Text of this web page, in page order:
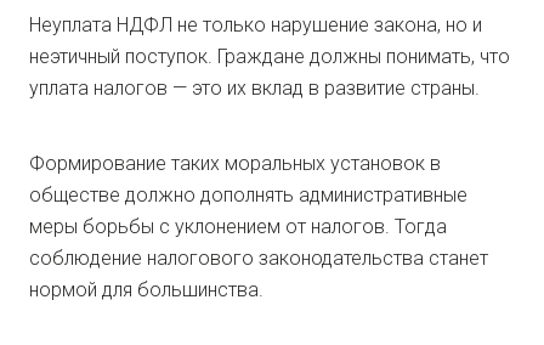
Неуплата НДФЛ не только нарушение закона, но и
неэтичный поступок. Граждане должны понимать, что
уплата налогов — это их вклад в развитие страны.
Формирование таких моральных установок в
обществе должно дополнять административные
меры борьбы с уклонением от налогов. Тогда
соблюдение налогового законодательства станет
нормой для большинства.